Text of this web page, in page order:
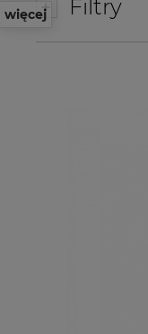
więcej Filtry